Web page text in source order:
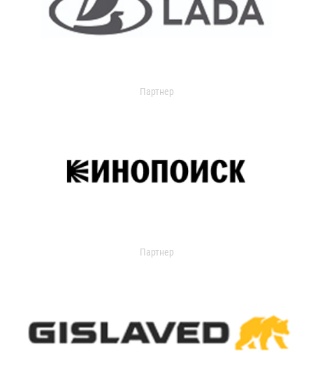
Партнер
Партнер